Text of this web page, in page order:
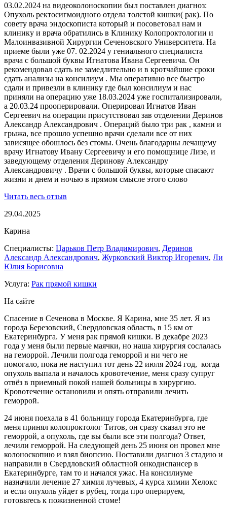
03.02.2024 на видеоколоноскопии был поставлен диагноз:
Опухоль ректосигмоидного отдела толстой кишки( рак). По
совету врача эндоскописта который и посоветовал нам и
клинику и врача обратились в Клинику Колопроктологии и
Малоинвазивной Хирургии Сеченовского Университета. На
приеме были уже 07. 02.2024 у гениального специалиста
врача с большой буквы Игнатова Ивана Сергеевича. Он
рекомендовал сдать не замедлительно и в кротчайшие сроки
сдать анализы на консилиум . Мы оперативно все быстро
сдали и привезли в клинику где был консилиум и нас
приняли на операцию уже 18.03.2024 уже госпитализировали,
а 20.03.24 прооперировали. Оперировал Игнатов Иван
Сергеевич на операции присутствовал зав отделении Деринов
Александр Александрович . Операций было три рак , камни и
грыжа, все прошло успешно врачи сделали все от них
зависящее обошлось без стомы. Очень благодарны лечащему
врачу Игнатову Ивану Сергеевичу и его помощнице Лизе, и
заведующему отделения Деринову Александру
Александровичу . Врачи с большой буквы, которые спасают
жизни и днем и ночью в прямом смысле этого слово
Читать весь отзыв
29.04.2025
Карина
Специалисты: Царьков Петр Владимирович, Деринов
Александр Александрович, Журковский Виктор Игоревич, Ли
Юлия Борисовна
Услуга: Рак прямой кишки
На сайте
‌Спасение в Сеченова в Москве. Я Карина, мне 35 лет. Я из
города Березовский, Свердловская область, в 15 км от
Екатеринбурга. У меня рак прямой кишки. В декабре 2023
года у меня были первые маячки, но наша хирургия сослалась
на геморрой. Лечили полгода геморрой и ни чего не
помогало, пока не наступил тот день 22 июля 2024 год, когда
опухоль выпала и началось кровотечение, меня сразу супруг
отвёз в приемный покой нашей больницы в хирургию.
Кровотечение остановили и опять отправили лечить
геморрой.
24 июня поехала в 41 больницу города Екатеринбурга, где
меня принял колопроктолог Титов, он сразу сказал это не
геморрой, а опухоль, где вы были все эти полгода? Ответ,
лечили геморрой. На следующей день 25 июня он провел мне
колоноскопию и взял биопсию. Поставили диагноз 3 стадию и
направили в Свердловский областной онкодиспансер в
Екатеринбурге, там то и начался ужас. На консилиуме
назначили лечение 27 химия лучевых, 4 курса химии Хелокс
и если опухоль уйдет в рубец, тогда про оперируем,
готовьтесь к пожизненной стоме!